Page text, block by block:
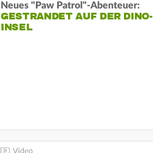
Neues "Paw Patrol"-Abenteuer:
GESTRANDET AUF DER DINO-
INSEL